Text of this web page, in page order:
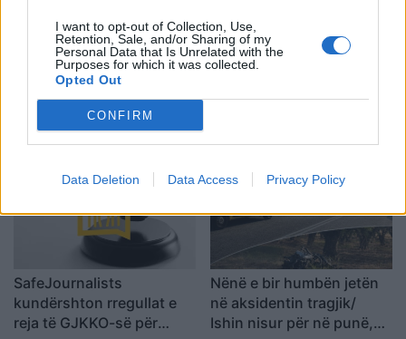
I want to opt-out of Collection, Use,
Retention, Sale, and/or Sharing of my
Personal Data that Is Unrelated with the
Purposes for which it was collected.
Opted Out
CONFIRM
Data Deletion Data Access Privacy Policy
I nxehti përvëlues
mbërthen vendin, çfarë
pritet të ndodhë me motin
javën e ardhshme
Trump rihap betejën për
shtetësinë me lindje,
SafeJournalists
kundërshton rregullat e
reja të GJKKO-së për
Nënë e bir humbën jetën
në aksidentin tragjik/
Ishin nisur për në punë,